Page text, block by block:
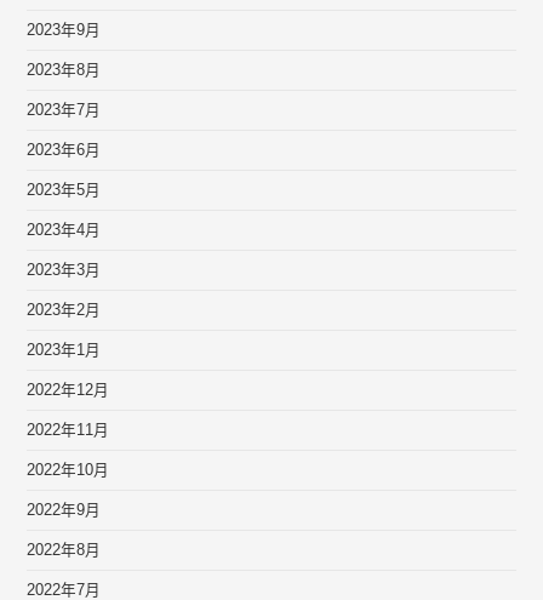
2023年9月
2023年8月
2023年7月
2023年6月
2023年5月
2023年4月
2023年3月
2023年2月
2023年1月
2022年12月
2022年11月
2022年10月
2022年9月
2022年8月
2022年7月